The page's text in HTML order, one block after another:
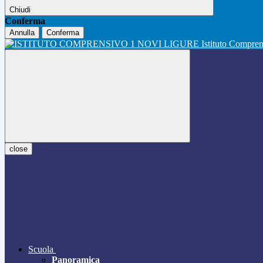
Chiudi
Conferma
Annulla Conferma
Istituto
close
Scuola
Panoramica